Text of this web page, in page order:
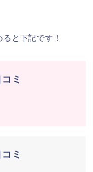
と下記です！
ミ
ミ